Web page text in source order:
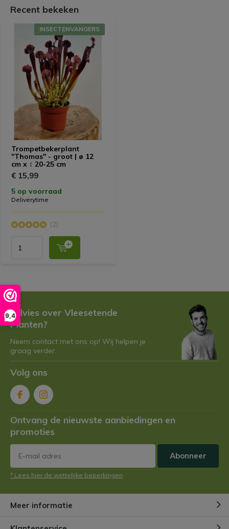
9,4
Recent bekeken
Trompetbekerplant
"Thomas" - groot | ø 12
cm x ↕ 20-25 cm
INSECTENVANGERS
€ 15,99
5 op voorraad
Deliverytime
(2)
Advies over Vleesetende
Planten?
Neem contact met ons op! Wij helpen je
graag verder.
Volg ons
Ontvang de nieuwste aanbiedingen en
promoties
Abonneer
* Lees hier de wettelijke beperkingen
Meer informatie